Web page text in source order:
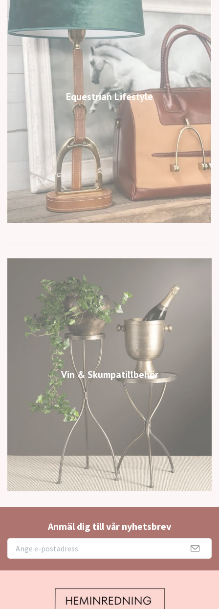
Equestrian Lifestyle
Vin & Skumpatillbehör
Anmäl dig till vår nyhetsbrev